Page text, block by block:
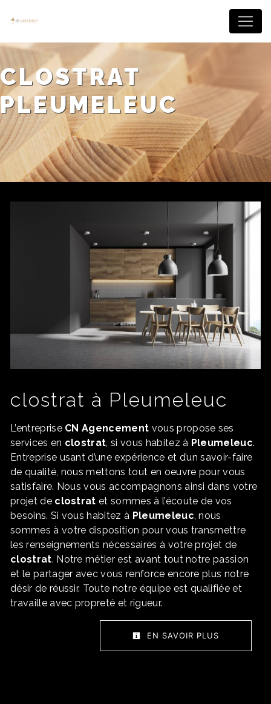
CLOSTRAT
PLEUMELEUC
clostrat à Pleumeleuc
L’entreprise CN Agencement vous propose ses
services en clostrat, si vous habitez à Pleumeleuc.
Entreprise usant d’une expérience et d’un savoir-faire
de qualité, nous mettons tout en oeuvre pour vous
satisfaire. Nous vous accompagnons ainsi dans votre
projet de clostrat et sommes à l’écoute de vos
besoins. Si vous habitez à Pleumeleuc, nous
sommes à votre disposition pour vous transmettre
les renseignements nécessaires à votre projet de
clostrat. Notre métier est avant tout notre passion
et le partager avec vous renforce encore plus notre
désir de réussir. Toute notre équipe est qualifiée et
travaille avec propreté et rigueur.
EN SAVOIR PLUS